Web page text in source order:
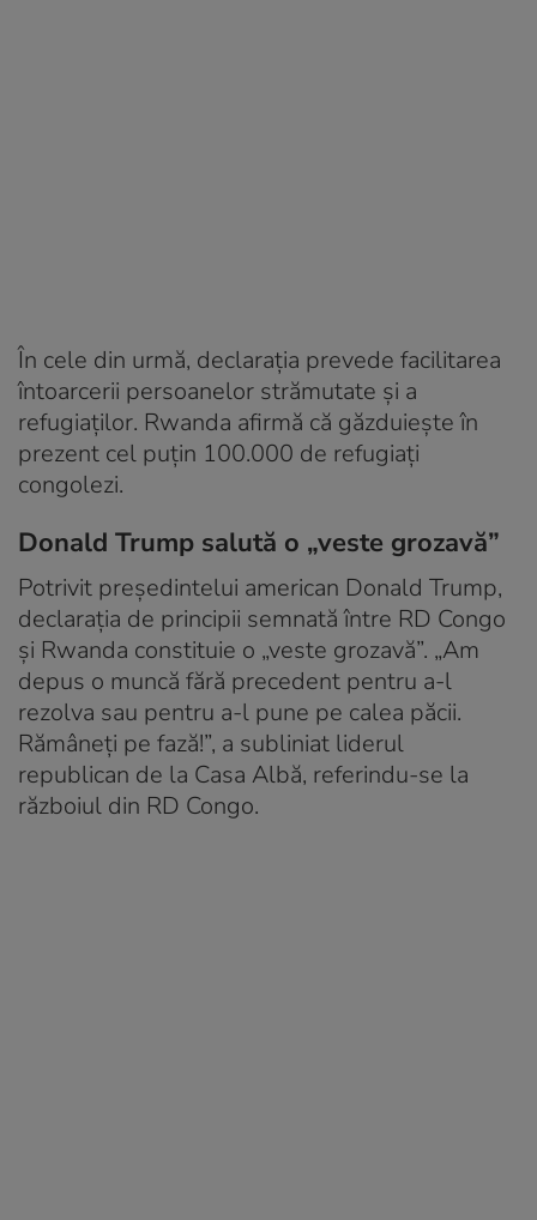
În cele din urmă, declarația prevede facilitarea
întoarcerii persoanelor strămutate și a
refugiaților. Rwanda afirmă că găzduiește în
prezent cel puțin 100.000 de refugiați
congolezi.
Donald Trump salută o „veste grozavă”
Potrivit președintelui american Donald Trump,
declarația de principii semnată între RD Congo
și Rwanda constituie o „veste grozavă”. „Am
depus o muncă fără precedent pentru a-l
rezolva sau pentru a-l pune pe calea păcii.
Rămâneți pe fază!”, a subliniat liderul
republican de la Casa Albă, referindu-se la
războiul din RD Congo.